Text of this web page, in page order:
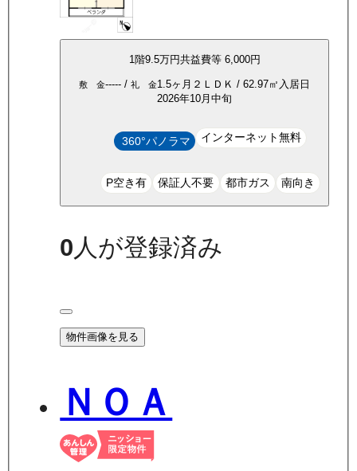
1階9.5万円共益費等 6,000円
敷 金----- / 礼 金1.5ヶ月 ２ＬＤＫ / 62.97㎡ 入居日
2026年10月中旬
360°パノラマ インターネット無料
P空き有 保証人不要 都市ガス 南向き
0人が登録済み
物件画像を見る
ＮＯＡ